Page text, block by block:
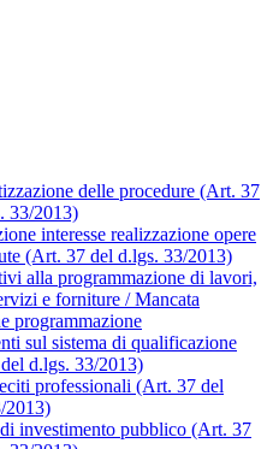
delle procedure (Art. 37
33/2013)
interesse realizzazione opere
(Art. 37 del d.lgs. 33/2013)
alla programmazione di lavori,
e forniture / Mancata
programmazione
sul sistema di qualificazione
d.lgs. 33/2013)
professionali (Art. 37 del
2013)
investimento pubblico (Art. 37